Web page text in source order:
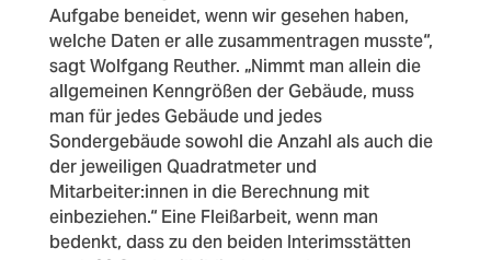
Aufgabe beneidet, wenn wir gesehen haben,
welche Daten er alle zusammentragen musste“,
sagt Wolfgang Reuther. „Nimmt man allein die
allgemeinen Kenngrößen der Gebäude, muss
man für jedes Gebäude und jedes
Sondergebäude sowohl die Anzahl als auch die
der jeweiligen Quadratmeter und
Mitarbeiter:innen in die Berechnung mit
einbeziehen.“ Eine Fleißarbeit, wenn man
bedenkt, dass zu den beiden Interimsstätten